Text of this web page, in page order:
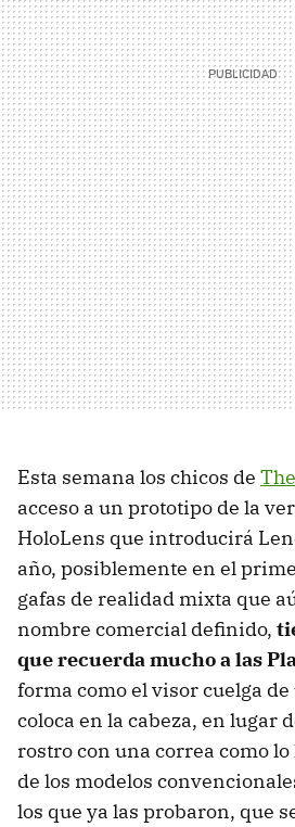
Esta semana los chicos de
acceso a un prototipo de la
HoloLens que introducirá
año, posiblemente en el
gafas de realidad mixta que
nombre comercial definido,
que recuerda mucho a las
forma como el visor cuelga
coloca en la cabeza, en lugar
rostro con una correa como
de los modelos
los que ya las probaron, que